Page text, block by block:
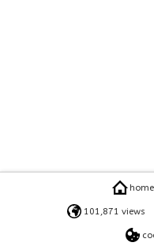
home
101,871 views